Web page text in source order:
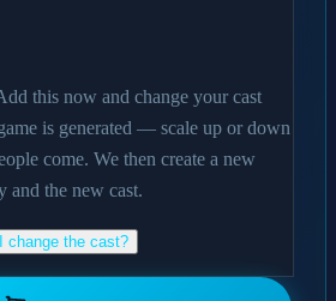
this now and change your cast
is generated — scale up or down
come. We then create a new
and the new cast.
change the cast?